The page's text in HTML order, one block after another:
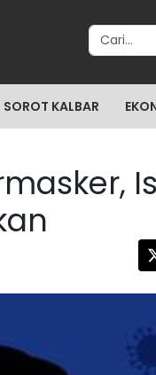
Search for:
SOROT KALBAR